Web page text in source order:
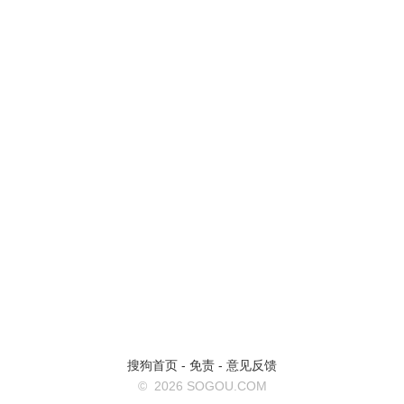
搜狗首页 - 免责 - 意见反馈
© 2026 SOGOU.COM